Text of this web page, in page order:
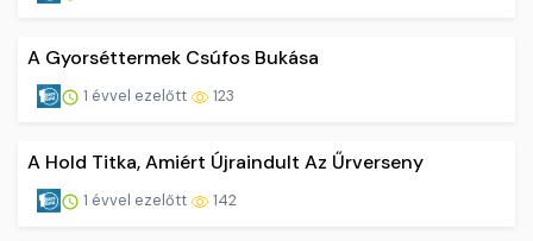
A Gyorséttermek Csúfos Bukása
1 évvel ezelőtt 123
A Hold Titka, Amiért Újraindult Az Űrverseny
1 évvel ezelőtt 142